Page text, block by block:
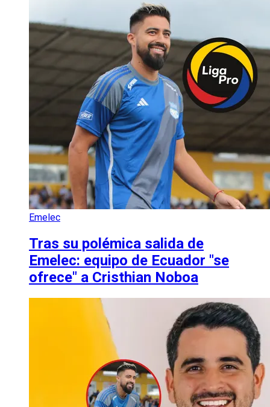
Emelec
Tras su polémica salida de
Emelec: equipo de Ecuador "se
ofrece" a Cristhian Noboa